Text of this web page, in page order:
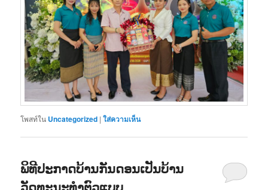
โพสท์ใน Uncategorized |ใส่ความเห็น
ພິທີປະກາດບ້ານກັນດອນເປັນບ້ານ
ວັດທະນະທຳຕົວແບບ